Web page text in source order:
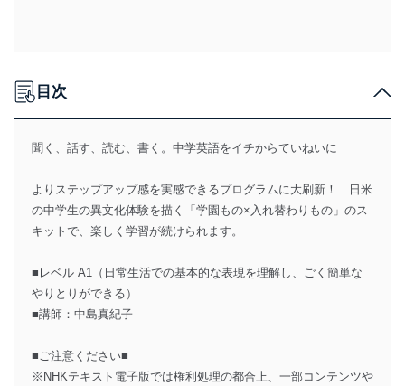
目次
聞く、話す、読む、書く。中学英語をイチからていねいに
よりステップアップ感を実感できるプログラムに大刷新！ 日米
の中学生の異文化体験を描く「学園もの×入れ替わりもの」のス
キットで、楽しく学習が続けられます。
■レベル A1（日常生活での基本的な表現を理解し、ごく簡単な
やりとりができる）
■講師：中島真紀子
■ご注意ください■
※NHKテキスト電子版では権利処理の都合上、一部コンテンツや